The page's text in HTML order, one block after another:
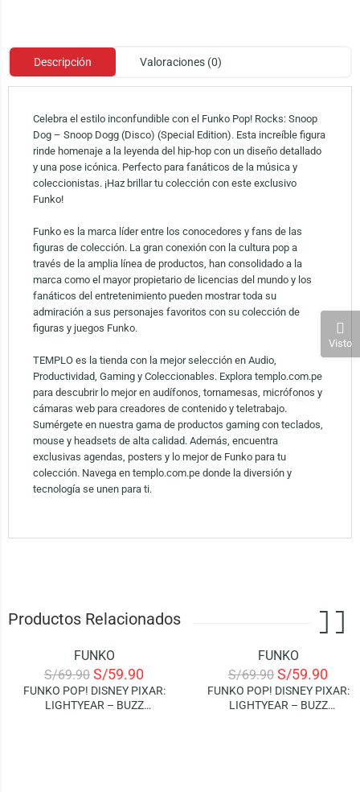
Descripción Valoraciones (0)
Celebra el estilo inconfundible con el Funko Pop! Rocks: Snoop
Dog – Snoop Dogg (Disco) (Special Edition). Esta increíble figura
rinde homenaje a la leyenda del hip-hop con un diseño detallado
y una pose icónica. Perfecto para fanáticos de la música y
coleccionistas. ¡Haz brillar tu colección con este exclusivo
Funko!
Funko es la marca líder entre los conocedores y fans de las
figuras de colección. La gran conexión con la cultura pop a
través de la amplia línea de productos, han consolidado a la
marca como el mayor propietario de licencias del mundo y los
fanáticos del entretenimiento pueden mostrar toda su
admiración a sus personajes favoritos con su colección de
figuras y juegos Funko.
TEMPLO es la tienda con la mejor selección en Audio,
Productividad, Gaming y Coleccionables. Explora templo.com.pe
para descubrir lo mejor en audífonos, tornamesas, micrófonos y
cámaras web para creadores de contenido y teletrabajo.
Sumérgete en nuestra gama de productos gaming con teclados,
mouse y headsets de alta calidad. Además, encuentra
exclusivas agendas, posters y lo mejor de Funko para tu
colección. Navega en templo.com.pe donde la diversión y
tecnología se unen para ti.
Productos Relacionados
FUNKO
S/69.90 S/59.90
FUNKO POP! DISNEY PIXAR:
LIGHTYEAR – BUZZ
FUNKO
S/69.90 S/59.90
FUNKO POP! DISNEY PIXAR:
LIGHTYEAR – BUZZ
Visto